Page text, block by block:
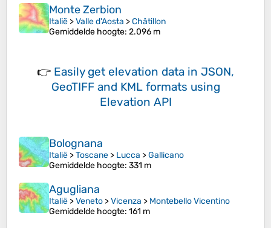
Monte Zerbion
Italië >Valle d'Aosta >Châtillon
Gemiddelde hoogte: 2.096 m
👉 Easily get elevation data in JSON,
GeoTIFF and KML formats using
Elevation API
Bolognana
Italië >Toscane > Lucca >Gallicano
Gemiddelde hoogte: 331 m
Agugliana
Italië >Veneto >Vicenza > Montebello Vicentino
Gemiddelde hoogte: 161 m